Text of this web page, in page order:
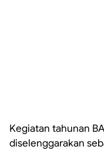
Kegiatan tahunan
diselenggarakan